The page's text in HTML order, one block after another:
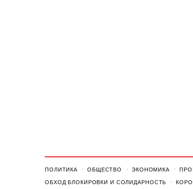
ПОЛИТИКА ОБЩЕСТВО ЭКОНОМИКА
ОБХОД БЛОКИРОВКИ И СОЛИДАРНОСТЬ